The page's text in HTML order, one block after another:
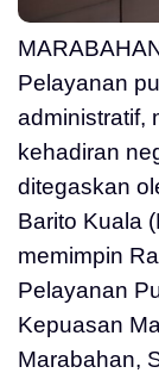
Pelayanan
administratif,
kehadiran
ditegaskan
Barito Kuala
memimpin
Pelayanan
Kepuasan
Marabahan,